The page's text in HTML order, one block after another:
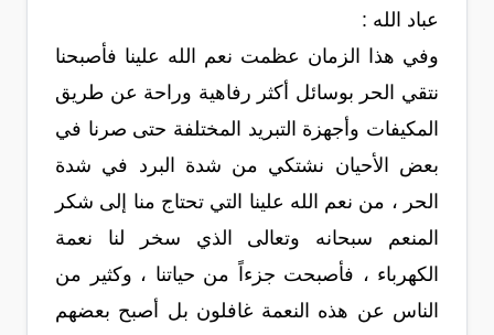
عباد الله :
وفي هذا الزمان عظمت نعم الله علينا فأصبحنا
نتقي الحر بوسائل أكثر رفاهية وراحة عن طريق
المكيفات وأجهزة التبريد المختلفة حتى صرنا في
بعض الأحيان نشتكي من شدة البرد في شدة
الحر ، من نعم الله علينا التي تحتاج منا إلى شكر
المنعم سبحانه وتعالى الذي سخر لنا نعمة
الكهرباء ، فأصبحت جزءاً من حياتنا ، وكثير من
الناس عن هذه النعمة غافلون بل أصبح بعضهم